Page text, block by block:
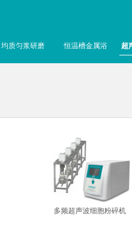
均质匀浆研磨 恒温槽金属浴 超
多频超声波细胞粉碎机